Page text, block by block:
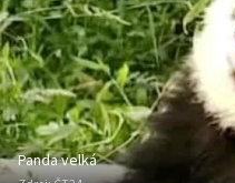
Panda velká